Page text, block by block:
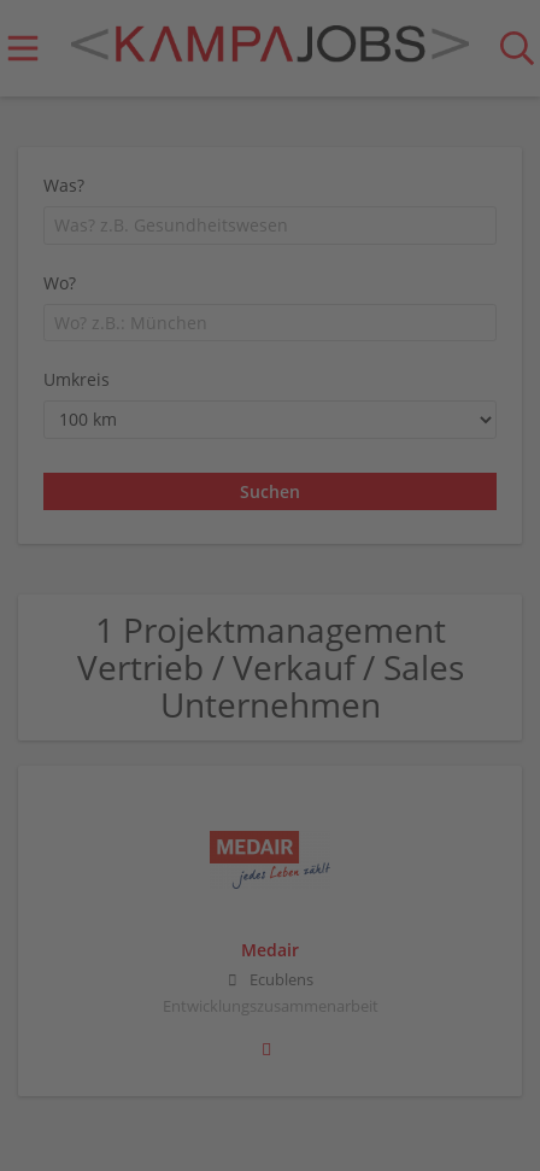
Was?
Wo?
Umkreis
1 Projektmanagement
Vertrieb / Verkauf / Sales
Unternehmen
Medair
Ecublens
Entwicklungszusammenarbeit